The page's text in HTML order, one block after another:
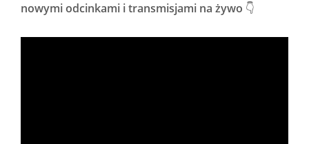
nowymi odcinkami i transmisjami na żywo 👇